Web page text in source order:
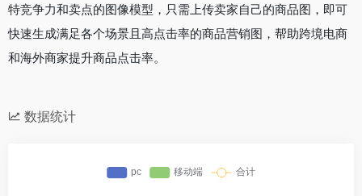
特竞争力和卖点的图像模型，只需上传卖家自己的商品图，即可
快速生成满足各个场景且高点击率的商品营销图，帮助跨境电商
和海外商家提升商品点击率。
数据统计